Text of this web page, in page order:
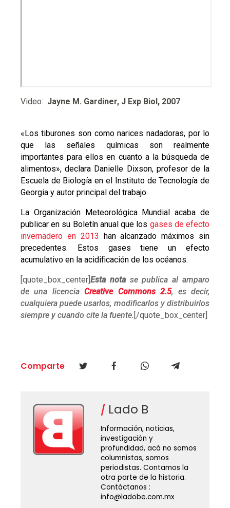
Video: Jayne M. Gardiner, J Exp Biol, 2007
«Los tiburones son como narices nadadoras, por lo
que las señales químicas son realmente
importantes para ellos en cuanto a la búsqueda de
alimentos», declara Danielle Dixson, profesor de la
Escuela de Biología en el Instituto de Tecnología de
Georgia y autor principal del trabajo.
La Organización Meteorológica Mundial acaba de
publicar en su Boletín anual que los gases de efecto
invernadero en 2013 han alcanzado máximos sin
precedentes. Estos gases tiene un efecto
acumulativo en la acidificación de los océanos.
[quote_box_center] Esta notase publica al amparo
de una licencia Creative Commons 2.5, es decir,
cualquiera puede usarlos, modificarlos y distribuirlos
siempre y cuando cite la fuente. [/quote_box_center]
Comparte
Lado B
Información, noticias,
investigación y
profundidad, acá no somos
columnistas, somos
periodistas. Contamos la
otra parte de la historia.
Contáctanos :
info@ladobe.com.mx